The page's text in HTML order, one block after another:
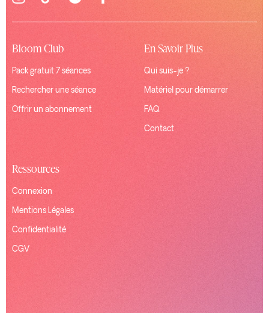
Bloom Club
Pack gratuit 7 séances
Rechercher une séance
Offrir un abonnement
En Savoir Plus
Qui suis-je ?
Matériel pour démarrer
FAQ
Contact
Ressources
Connexion
Mentions Légales
Confidentialité
CGV